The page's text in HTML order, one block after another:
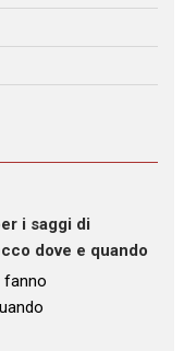
i saggi di
dove e quando
fanno